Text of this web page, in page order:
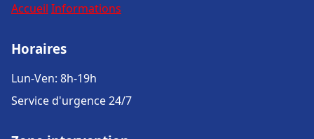
Accueil Informations
Horaires
Lun-Ven: 8h-19h
Service d'urgence 24/7